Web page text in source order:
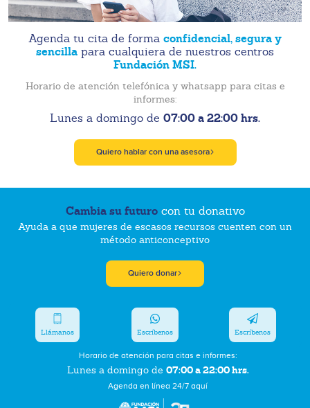
Agenda tu cita de forma confidencial, segura y
sencilla para cualquiera de nuestros centros
Fundación MSI.
Horario de atención telefónica y whatsapp para citas e
informes:
Lunes a domingo de 07:00 a 22:00 hrs.
Quiero hablar con una asesora
Cambia su futurocon tu donativo
Ayuda a que mujeres de escasos recursos cuenten con un
método anticonceptivo
Quiero donar
Horario de atención para citas e informes:
Lunes a domingo de 07:00 a 22:00 hrs.
Agenda en línea 24/7 aquí
Llámanos Escríbenos Escríbenos